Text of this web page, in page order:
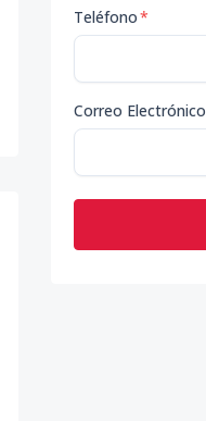
Teléfono*
Correo Electrónico